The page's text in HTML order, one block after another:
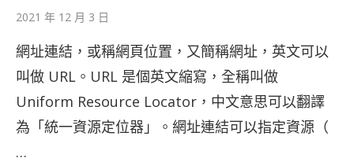
2021 年 12 月 3 日
網址連結，或稱網頁位置，又簡稱網址，英文可以
叫做 URL。URL 是個英文縮寫，全稱叫做
Uniform Resource Locator，中文意思可以翻譯
為「統一資源定位器」。網址連結可以指定資源（
…